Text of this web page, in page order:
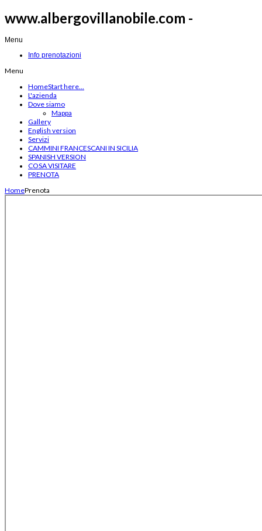
www.albergovillanobile.com -
Menu
Info prenotazioni
Menu
HomeStart here...
L'azienda
Dove siamo
Mappa
Gallery
English version
Servizi
CAMMINI FRANCESCANI IN SICILIA
SPANISH VERSION
COSA VISITARE
PRENOTA
HomePrenota